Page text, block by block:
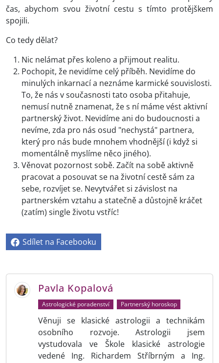
čas, abychom svou životní cestu s tímto protějškem
spojili.
Co tedy dělat?
Nic nelámat přes koleno a přijmout realitu.
Pochopit, že nevidíme celý příběh. Nevidíme do
minulých inkarnací a neznáme karmické souvislosti.
To, že nás v současnosti tato osoba přitahuje,
nemusí nutně znamenat, že s ní máme vést aktivní
partnerský život. Nevidíme ani do budoucnosti a
nevíme, zda pro nás osud "nechystá" partnera,
který pro nás bude mnohem vhodnější (i když si
momentálně myslíme něco jiného).
Věnovat pozornost sobě. Začít na sobě aktivně
pracovat a posouvat se na životní cestě sám za
sebe, rozvíjet se. Nevytvářet si závislost na
partnerském vztahu a statečně a důstojně kráčet
(zatím) single životu vstříc!
Sdílet na Facebooku
Pavla Kopalová
Astrologické poradenství Partnerský horoskop
Věnuji se klasické astrologii a technikám
osobního rozvoje. Astrologii jsem
vystudovala ve Škole klasické astrologie
vedené Ing. Richardem Stříbrným a Ing.